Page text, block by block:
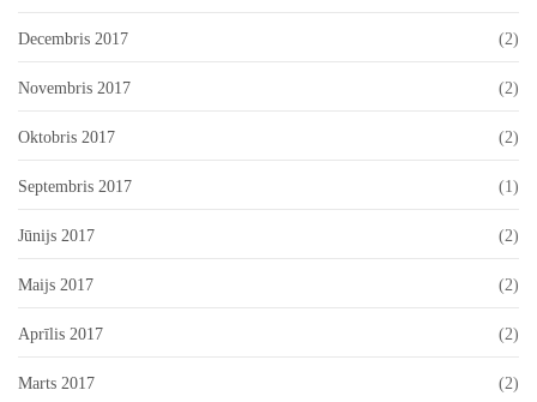
Decembris 2017 (2)
Novembris 2017 (2)
Oktobris 2017 (2)
Septembris 2017 (1)
Jūnijs 2017 (2)
Maijs 2017 (2)
Aprīlis 2017 (2)
Marts 2017 (2)